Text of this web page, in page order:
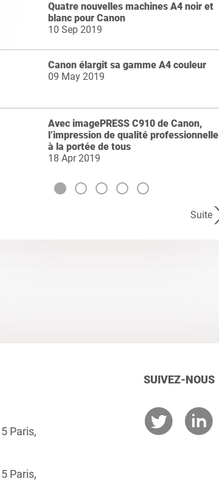
Quatre nouvelles machines A4 noir et
blanc pour Canon
10 Sep 2019
Canon élargit sa gamme A4 couleur
09 May 2019
Avec imagePRESS C910 de Canon,
l’impression de qualité professionnelle
à la portée de tous
18 Apr 2019
Suite
Paris,
Paris,
SUIVEZ-NOUS